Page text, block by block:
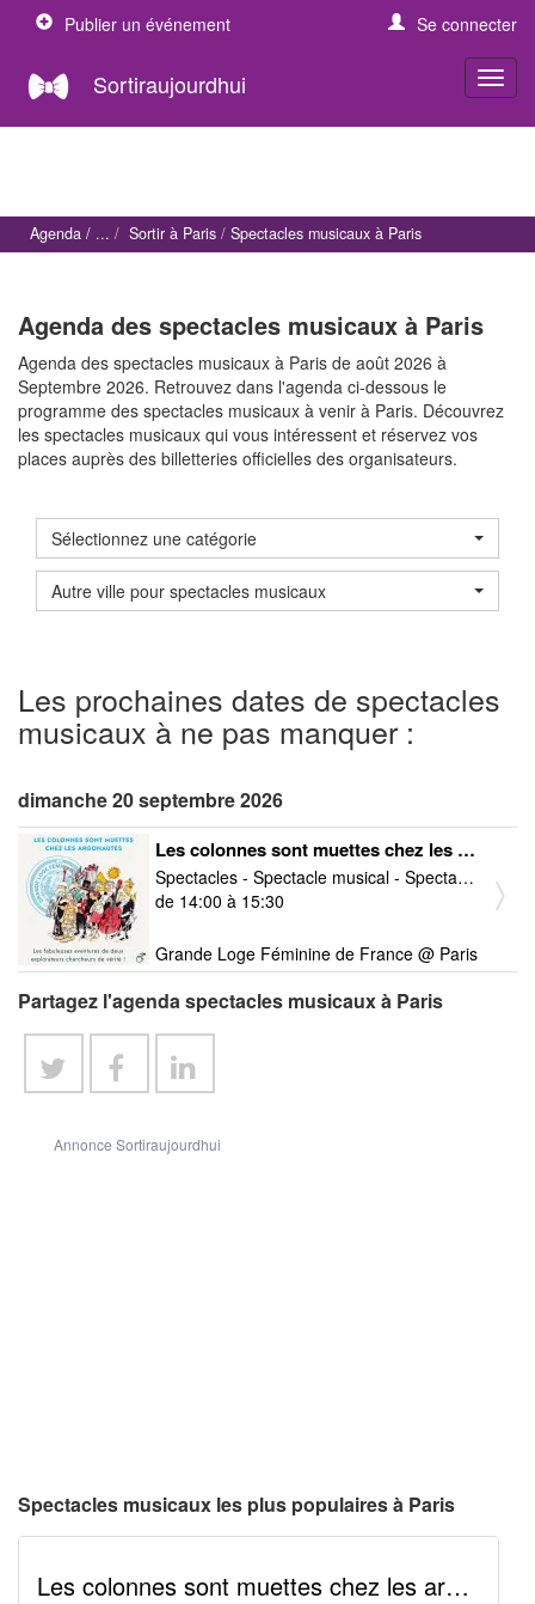
Publier un événement Se connecter
Sortiraujourdhui
Agenda Sortir à Paris Spectacles musicaux à Paris
Agenda des spectacles musicaux à Paris
Agenda des spectacles musicaux à Paris de août 2026 à
Septembre 2026. Retrouvez dans l'agenda ci-dessous le
programme des spectacles musicaux à venir à Paris. Découvrez
les spectacles musicaux qui vous intéressent et réservez vos
places auprès des billetteries officielles des organisateurs.
Sélectionnez une catégorie
Autre ville pour spectacles musicaux
Les prochaines dates de spectacles
musicaux à ne pas manquer :
dimanche 20 septembre 2026
Les colonnes sont muettes chez les argonautes
Spectacles - Spectacle musical - Spectacles d'humour
de 14:00 à 15:30
Grande Loge Féminine de France @ Paris
Partagez l'agenda spectacles musicaux à Paris
Annonce Sortiraujourdhui
Spectacles musicaux les plus populaires à Paris
Les colonnes sont muettes chez les argonautes